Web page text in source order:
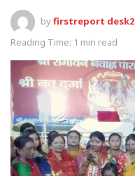
byfirstreport desk2
Reading Time: 1 min read